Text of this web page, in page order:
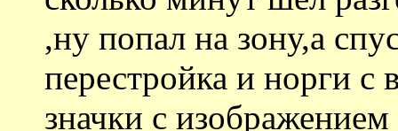
,ну попал на зону,а
перестройка и норги с
значки с